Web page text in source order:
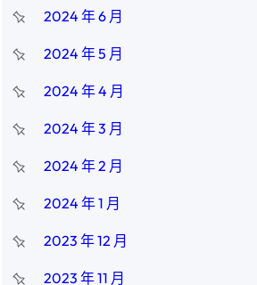
2024 年 6 月
2024 年 5 月
2024 年 4 月
2024 年 3 月
2024 年 2 月
2024 年 1 月
2023 年 12 月
2023 年 11 月